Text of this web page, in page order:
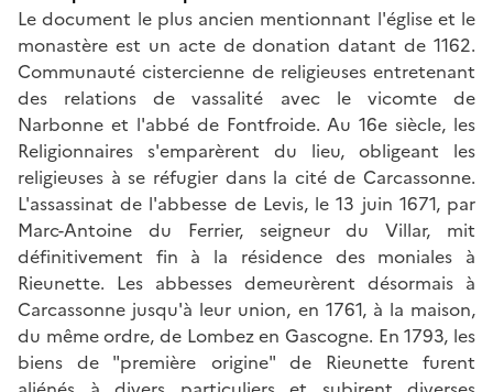
Le document le plus ancien mentionnant l'église et le
monastère est un acte de donation datant de 1162.
Communauté cistercienne de religieuses entretenant
des relations de vassalité avec le vicomte de
Narbonne et l'abbé de Fontfroide. Au 16e siècle, les
Religionnaires s'emparèrent du lieu, obligeant les
religieuses à se réfugier dans la cité de Carcassonne.
L'assassinat de l'abbesse de Levis, le 13 juin 1671, par
Marc-Antoine du Ferrier, seigneur du Villar, mit
définitivement fin à la résidence des moniales à
Rieunette. Les abbesses demeurèrent désormais à
Carcassonne jusqu'à leur union, en 1761, à la maison,
du même ordre, de Lombez en Gascogne. En 1793, les
biens de "première origine" de Rieunette furent